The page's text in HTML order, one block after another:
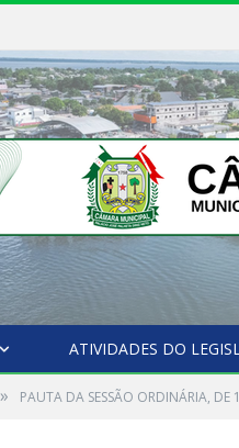
ATIVIDADES DO
» PAUTA DA SESSÃO ORDINÁRIA,